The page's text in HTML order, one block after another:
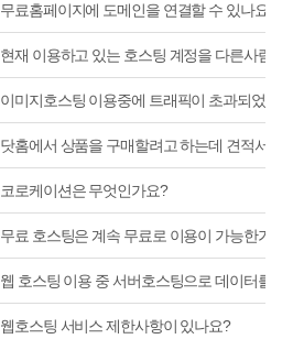
무료홈페이지에 도메인을 연결할 수 있나요?
현재 이용하고 있는 호스팅 계정을 다른사람
이미지호스팅 이용중에 트래픽이 초과되었
닷홈에서 상품을 구매할려고 하는데 견적서
코로케이션은 무엇인가요?
무료 호스팅은 계속 무료로 이용이 가능한가
웹 호스팅 이용 중 서버호스팅으로 데이터를
웹호스팅 서비스 제한사항이 있나요?